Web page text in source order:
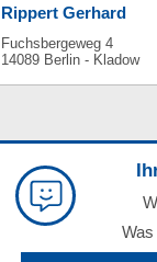
Rippert Gerhard
Fuchsbergeweg 4
14089 Berlin - Kladow